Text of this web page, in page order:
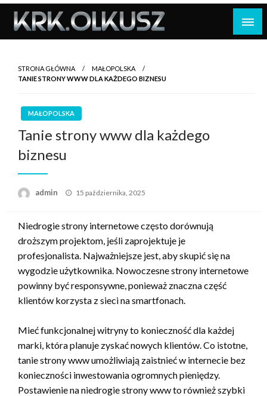
Skip
content
STRONA GŁÓWNA
MAŁOPOLSKA
TANIE STRONY WWW DLA KAŻDEGO BIZNESU
MAŁOPOLSKA
Tanie strony www dla każdego
biznesu
admin
Opublikowane
15 października, 2025
Niedrogie strony internetowe często dorównują
droższym projektom, jeśli zaprojektuje je
profesjonalista. Najważniejsze jest, aby skupić się na
wygodzie użytkownika. Nowoczesne strony internetowe
powinny być responsywne, ponieważ znaczna część
klientów korzysta z sieci na smartfonach.
Mieć funkcjonalnej witryny to konieczność dla każdej
marki, która planuje zyskać nowych klientów. Co istotne,
tanie strony www umożliwiają zaistnieć w internecie bez
konieczności inwestowania ogromnych pieniędzy.
Postawienie na niedrogie strony www to również szybki